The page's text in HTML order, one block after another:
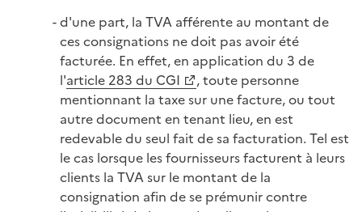
d'une part, la TVA afférente au montant de
ces consignations ne doit pas avoir été
facturée. En effet, en application du 3 de
l'article 283 du CGI
, toute personne
mentionnant la taxe sur une facture, ou tout
autre document en tenant lieu, en est
redevable du seul fait de sa facturation. Tel est
le cas lorsque les fournisseurs facturent à leurs
clients la TVA sur le montant de la
consignation afin de se prémunir contre